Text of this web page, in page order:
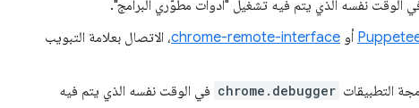
أو chrome-remote-interface، الاتصال بعلامة التبويب
chrome.debugger في الوقت نفسه الذي يتم فيه